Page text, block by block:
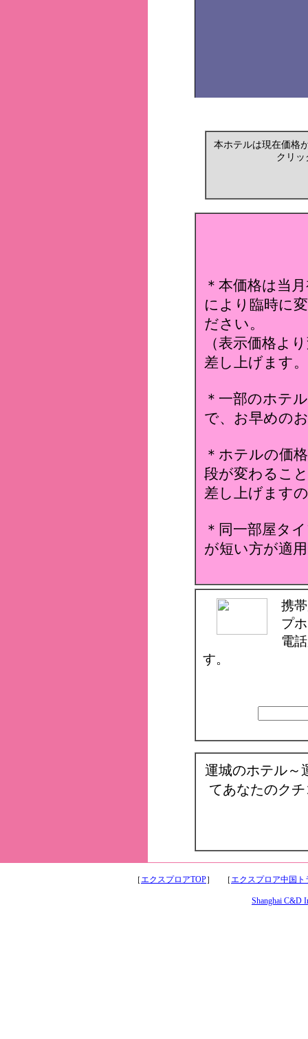
本ホテルは現在価格
クリッ
＊本価格は当
により臨時に
ださい。
（表示価格よ
差し上げます
＊一部のホテ
で、お早めの
＊ホテルの価
段が変わるこ
差し上げます
＊同一部屋タ
が短い方が適
携
プ
電
す。
運城のホテル～
てあなたのク
［エクスプロアTOP］ ［エクスプロア中国ト
Shanghai C&D